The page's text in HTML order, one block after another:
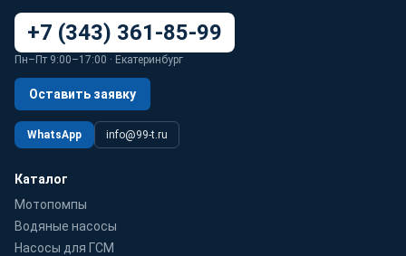
+7 (343) 361-85-99
Пн–Пт 9:00–17:00 · Екатеринбург
Оставить заявку
WhatsApp info@99-t.ru
Каталог
Мотопомпы
Водяные насосы
Насосы для ГСМ